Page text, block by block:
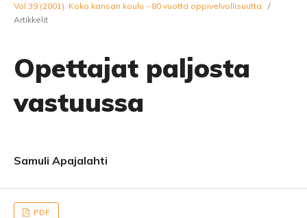
Vol 39 (2001): Koko kansan koulu - 80 vuotta oppivelvollisuutta
/
Artikkelit
Opettajat paljosta
vastuussa
Samuli Apajalahti
PDF